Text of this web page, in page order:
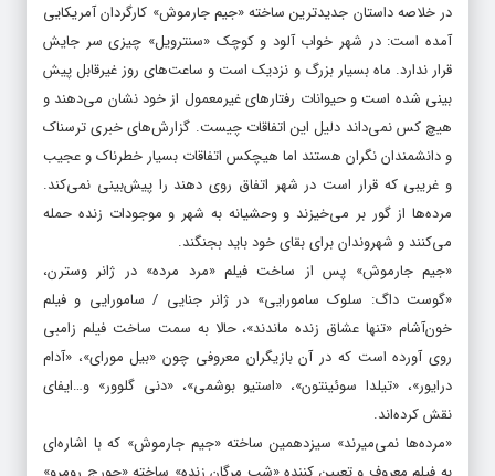
در خلاصه داستان جدیدترین ساخته «جیم جارموش» کارگردان آمریکایی
آمده است: در شهر خواب آلود و کوچک «سنترویل» چیزی سر جایش
قرار ندارد. ماه بسیار بزرگ و نزدیک است و ساعت‌های روز غیرقابل پیش
بینی شده است و حیوانات رفتارهای غیرمعمول از خود نشان می‌دهند و
هیچ کس نمی‌داند دلیل این اتفاقات چیست. گزارش‌های خبری ترسناک
و دانشمندان نگران هستند اما هیچکس اتفاقات بسیار خطرناک و عجیب
و غریبی که قرار است در شهر اتفاق روی دهند را پیش‌بینی نمی‌کند.
مرده‌ها از گور بر می‌خیزند و وحشیانه به شهر و موجودات زنده حمله
می‌کنند و شهروندان برای بقای خود باید بجنگند.
«جیم جارموش» پس از ساخت فیلم «مرد مرده» در ژانر وسترن،
«گوست داگ: سلوک سامورایی» در ژانر جنایی / ‏سامورایی‬ و فیلم
خون‌آشام «تنها عشاق زنده ماندند»، حالا به سمت ساخت فیلم زامبی
روی آورده است که در آن بازیگران معروفی چون «بیل مورای»، «آدام
درایور»، «تیلدا سوئینتون»، «استیو بوشمی»، «دنی گلوور» و…ایفای
نقش کرده‌اند.
«مرده‌ها نمی‌میرند» سیزدهمین ساخته «جیم جارموش» که با اشاره‌ای